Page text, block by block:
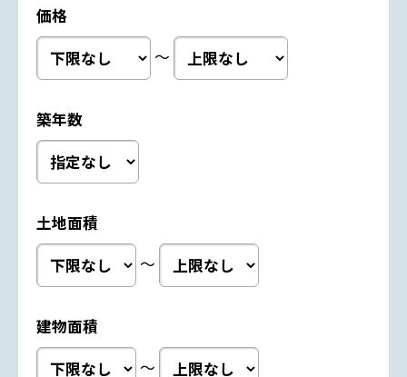
価格
～
築年数
土地面積
～
建物面積
～